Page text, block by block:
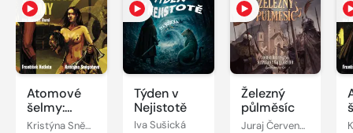
Atomové
šelmy:
Hřbitov
Kristýna Sněgoňová, František Kotleta
Týden v
Nejistotě
Iva Sušická
Železný
půlměsíc
Juraj Červenák